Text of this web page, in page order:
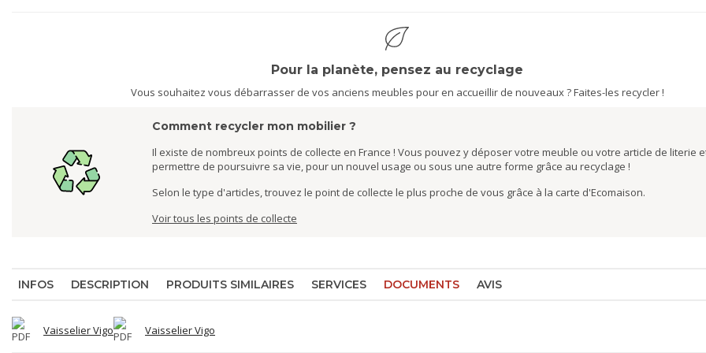
Pour la planète, pensez au recyclage
Vous souhaitez vous débarrasser de vos anciens meubles pour en accueillir de nouveaux ? Faites-les recycler !
Comment recycler mon mobilier ?
Il existe de nombreux points de collecte en France ! Vous pouvez y déposer votre meuble ou votre article de literie
permettre de poursuivre sa vie, pour un nouvel usage ou sous une autre forme grâce au recyclage !
Selon le type d'articles, trouvez le point de collecte le plus proche de vous grâce à la carte d'Ecomaison.
Voir tous les points de collecte
INFOS DESCRIPTION PRODUITS SIMILAIRES SERVICES DOCUMENTS AVIS
Vaisselier Vigo Vaisselier Vigo